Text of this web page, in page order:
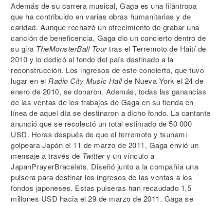
Además de su carrera musical, Gaga es una filántropa
que ha contribuido en varias obras humanitarias y de
caridad. Aunque rechazó un ofrecimiento de grabar una
canción de beneficencia, Gaga dio un concierto dentro de
su gira TheMonsterBall Tourtras el Terremoto de Haití de
2010 y lo dedicó al fondo del país destinado a la
reconstrucción. Los ingresos de este concierto, que tuvo
lugar en el Radio City Music Hallde Nueva York el 24 de
enero de 2010, se donaron. Además, todas las ganancias
de las ventas de los trabajos de Gaga en su tienda en
línea de aquel día se destinaron a dicho fondo. La cantante
anunció que se recolectó un total estimado de 50 000
USD. Horas después de que el terremoto y tsunami
golpeara Japón el 11 de marzo de 2011, Gaga envió un
mensaje a través de Twittery un vínculo a
JapanPrayerBracelets. Diseñó junto a la compañía una
pulsera para destinar los ingresos de las ventas a los
fondos japoneses. Estas pulseras han recaudado 1,5
millones USD hacia el 29 de marzo de 2011. Gaga se